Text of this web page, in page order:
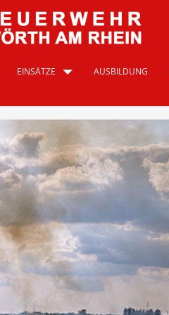
EINSÄTZE AUSBILDUNG